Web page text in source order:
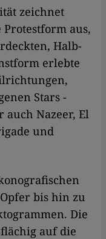
zeichnet
aus,
Halb-
erlebte
Stars -
auch Nazeer, El
und
bis hin zu
Die
auf die